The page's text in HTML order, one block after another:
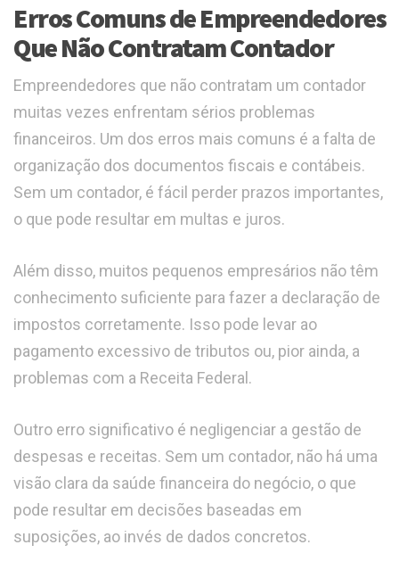
Erros Comuns de Empreendedores
Que Não Contratam Contador
Empreendedores que não contratam um contador
muitas vezes enfrentam sérios problemas
financeiros. Um dos erros mais comuns é a falta de
organização dos documentos fiscais e contábeis.
Sem um contador, é fácil perder prazos importantes,
o que pode resultar em multas e juros.
Além disso, muitos pequenos empresários não têm
conhecimento suficiente para fazer a declaração de
impostos corretamente. Isso pode levar ao
pagamento excessivo de tributos ou, pior ainda, a
problemas com a Receita Federal.
Outro erro significativo é negligenciar a gestão de
despesas e receitas. Sem um contador, não há uma
visão clara da saúde financeira do negócio, o que
pode resultar em decisões baseadas em
suposições, ao invés de dados concretos.